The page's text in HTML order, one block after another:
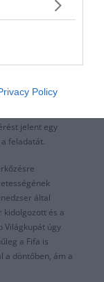
Policy
nem látszik
es drámai
kódját működteti
reményei, hogy
győzelme, az
jelent egy
feladatát.
által
kidolgozott és a
Világkupát úgy
a Fifa is
a döntőben, ám a